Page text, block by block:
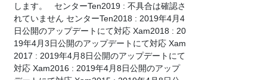
します。 センターTen2019 : 不具合は確認さ
れていません センターTen2018 : 2019年4月4
日公開のアップデートにて対応 Xam2018 : 20
19年4月3日公開のアップデートにて対応 Xam
2017 : 2019年4月8日公開のアップデートにて
対応 Xam2016 : 2019年4月8日公開のアップ